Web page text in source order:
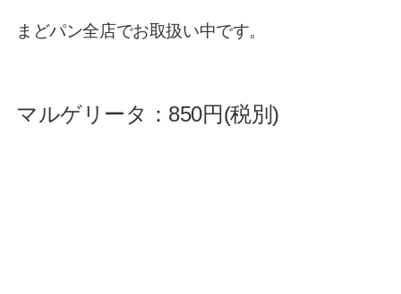
まどパン全店でお取扱い中です。
マルゲリータ：850円(税別)